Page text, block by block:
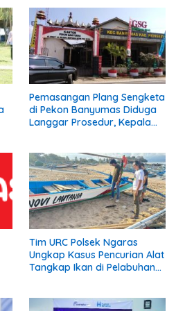
Pemasangan Plang Sengketa
di Pekon Banyumas Diduga
Langgar Prosedur, Kepala
Tim URC Polsek Ngaras
Ungkap Kasus Pencurian Alat
Tangkap Ikan di Pelabuhan